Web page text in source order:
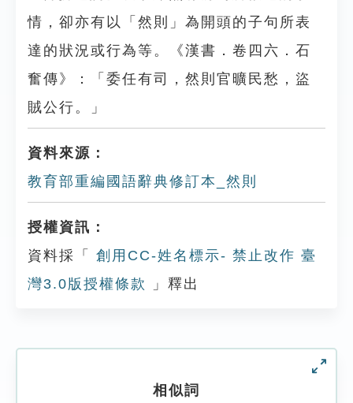
情，卻亦有以「然則」為開頭的子句所表
達的狀況或行為等。《漢書．卷四六．石
奮傳》：「委任有司，然則官曠民愁，盜
賊公行。」
資料來源：
教育部重編國語辭典修訂本_然則
授權資訊：
資料採「
創用CC-姓名標示- 禁止改作 臺
灣3.0版授權條款
」釋出
相似詞